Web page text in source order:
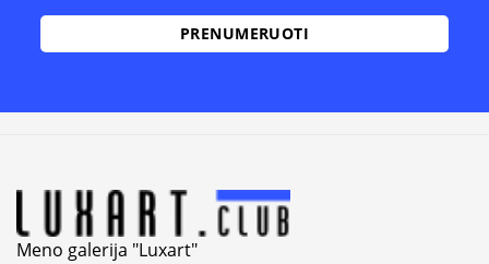
Meno galerija "Luxart"